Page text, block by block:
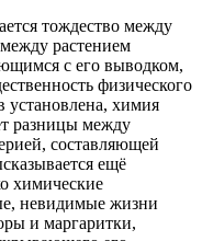
тождество между
растением
с его выводком,
физического
установлена, химия
разницы между
составляющей
ещё
химические
невидимые жизни
и маргаритки,